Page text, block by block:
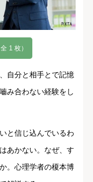
1 枚）
自分と相手とで記憶
み合わない経験をし
と信じ込んでいるわ
あかない。なぜ、す
。心理学者の榎本博